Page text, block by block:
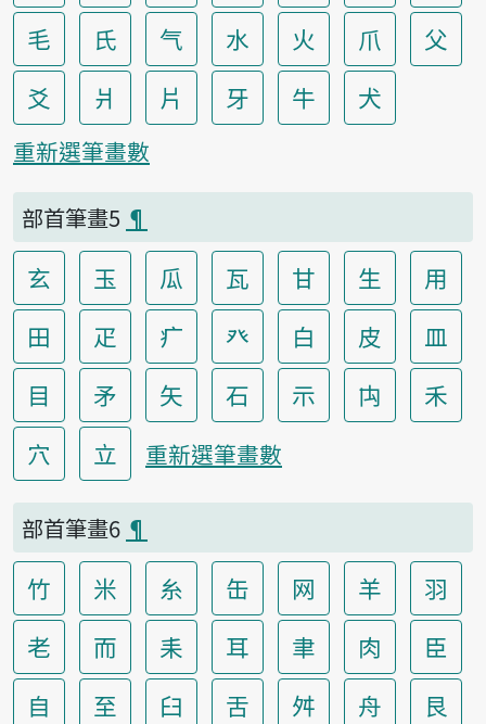
毛
氏 气 水 火 爪
父
爻
爿 片 牙 牛 犬
重新選筆畫數
部首筆畫5 ¶
玄 玉 瓜 瓦 甘 生
用
田
疋 疒 癶 白 皮
皿
目
矛 矢 石 示 禸
禾
穴
立 重新選筆畫數
部首筆畫6 ¶
竹 米 糸 缶 网 羊
羽
老
而 耒 耳 聿 肉
臣
自
至 臼 舌 舛 舟
艮